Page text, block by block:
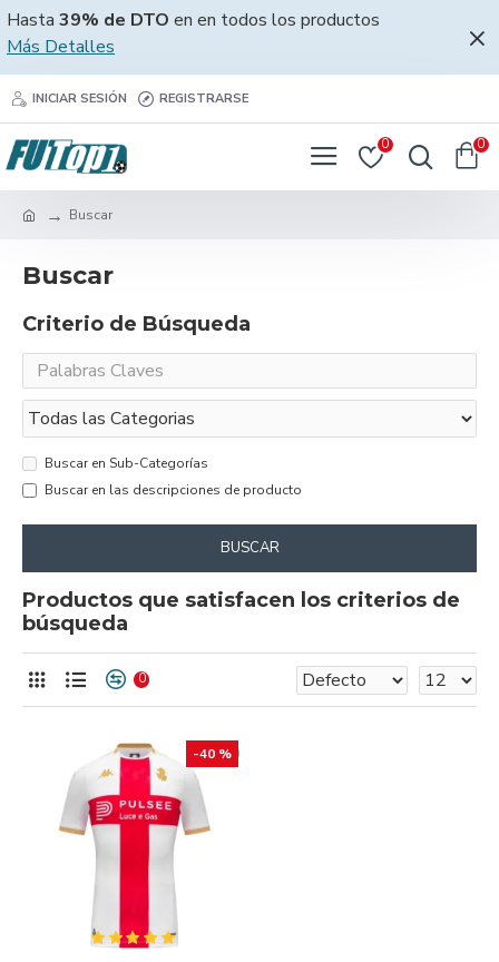
Hasta 39% de DTO en en todos los productos
Más Detalles
INICIAR SESIÓN REGISTRARSE
0 0
Buscar
Buscar
Criterio de Búsqueda
Buscar en Sub-Categorías
Buscar en las descripciones de producto
BUSCAR
Productos que satisfacen los criterios de
búsqueda
0
-40 %